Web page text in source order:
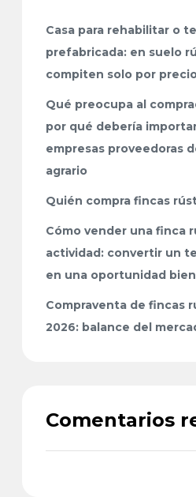
Casa para rehabilitar o
prefabricada: en suelo
compiten solo por
Qué preocupa al
por qué debería
empresas proveedoras
agrario
Quién compra fincas
Cómo vender una finca
actividad: convertir un
en una oportunidad
Compraventa de fincas
2026: balance del
Comentarios